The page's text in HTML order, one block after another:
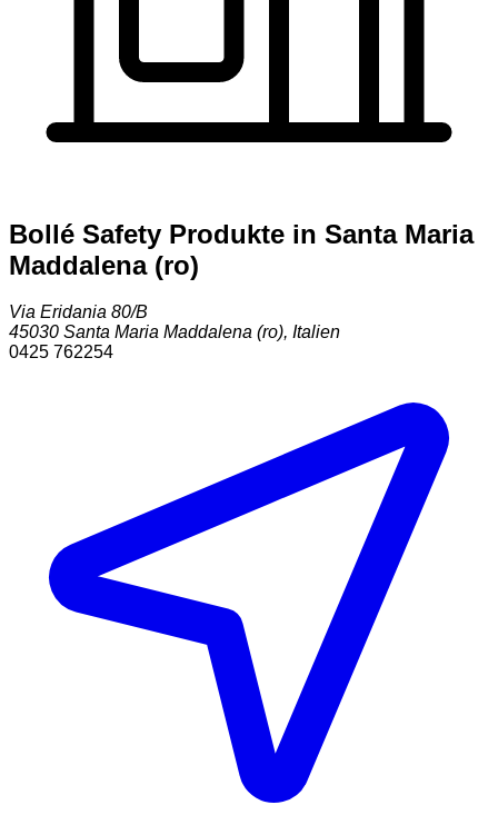
Bollé Safety Produkte in Santa Maria
Maddalena (ro)
Via Eridania 80/B
45030 Santa Maria Maddalena (ro), Italien
0425 762254